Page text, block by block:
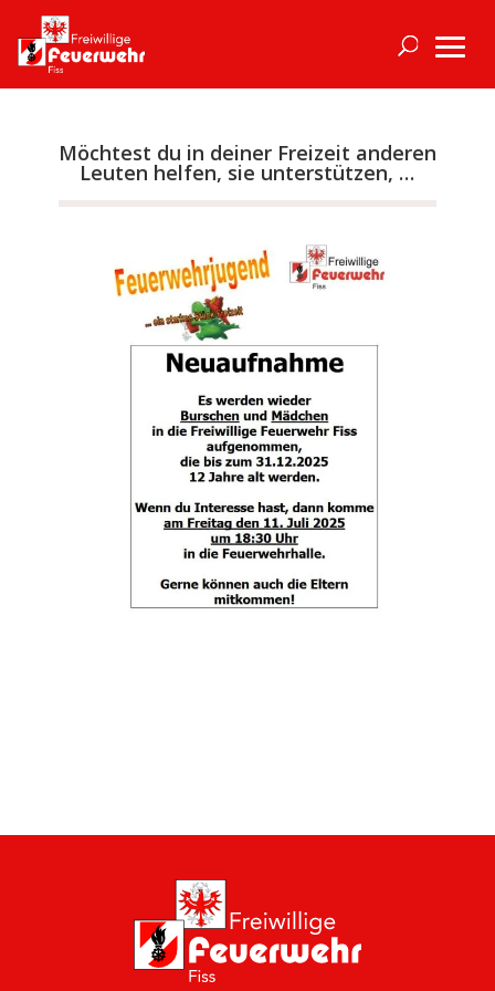
Möchtest du in deiner Freizeit anderen
Leuten helfen, sie unterstützen, …